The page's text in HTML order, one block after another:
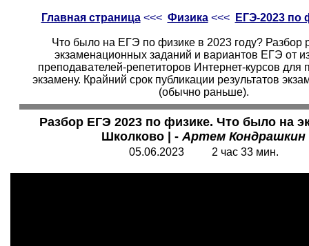
Главная страница<<< Физика<<< ЕГЭ-2023 по
Что было на ЕГЭ по физике в 2023 году? Разбор
экзаменационных заданий и вариантов ЕГЭ от
преподавателей-репетиторов Интернет-курсов для
экзамену. Крайний срок публикации результатов
(обычно раньше).
Разбор ЕГЭ 2023 по физике. Что было на
Школково | -Артем Кондрашкин
05.06.2023 2 час 33 мин.